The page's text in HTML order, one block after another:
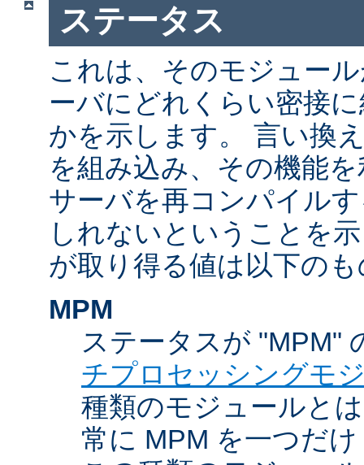
ステータス
これは、そのモジュー
ーバにどれくらい密接
かを示します。 言い換
を組み込み、その機能
サーバを再コンパイル
しれないということを
が取り得る値は以下の
MPM
ステータスが "MPM"
チプロセッシングモ
種類のモジュールと
常に MPM を一つだ